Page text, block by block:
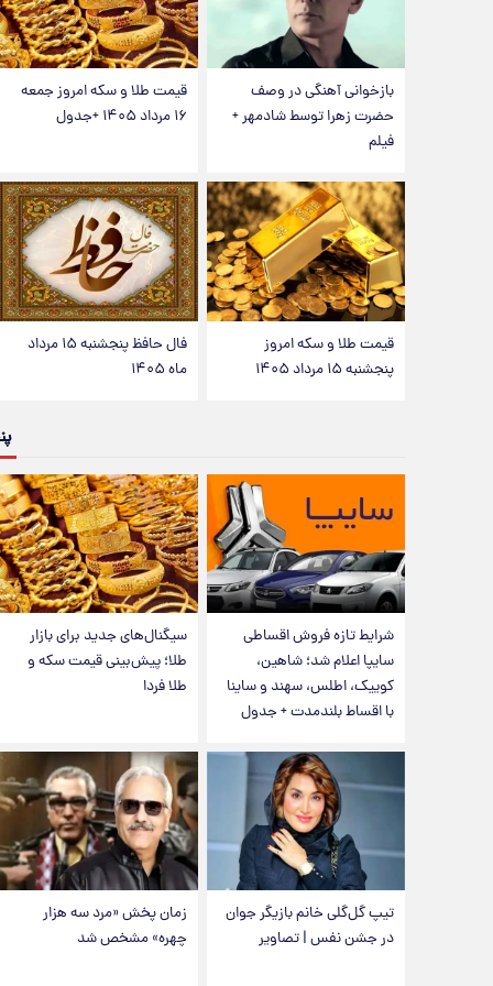
بازخوانی آهنگی در وصف
حضرت زهرا توسط شادمهر +
فیلم
قیمت طلا و سکه امروز جمعه
۱۶ مرداد ۱۴۰۵ +جدول
قیمت طلا و سکه امروز
پنجشنبه ۱۵ مرداد ۱۴۰۵
فال حافظ پنجشنبه ۱۵ مرداد
ماه ۱۴۰۵
شرایط تازه فروش اقساطی
سایپا اعلام شد؛ شاهین،
کوییک، اطلس، سهند و ساینا
با اقساط بلندمدت + جدول
سیگنال‌های جدید برای بازار
طلا؛ پیش‌بینی قیمت سکه و
طلا فردا
تیپ گل‌گلی خانم بازیگر جوان
در جشن نفس | تصاویر
زمان پخش «مرد سه هزار
چهره» مشخص شد